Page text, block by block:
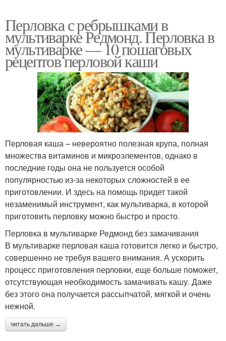
Перловка с ребрышками в
мультиварке Редмонд. Перловка в
мультиварке — 10 пошаговых
рецептов перловой каши
Перловая каша – невероятно полезная крупа, полная
множества витаминов и микроэлементов, однако в
последние годы она не пользуется особой
популярностью из-за некоторых сложностей в ее
приготовлении. И здесь на помощь придет такой
незаменимый инструмент, как мультиварка, в которой
приготовить перловку можно быстро и просто.
Перловка в мультиварке Редмонд без замачивания
В мультиварке перловая каша готовится легко и быстро,
совершенно не требуя вашего внимания. А ускорить
процесс приготовления перловки, еще больше поможет,
отсутствующая необходимость замачивать кашу. Даже
без этого она получается рассыпчатой, мягкой и очень
нежной.
читать дальше →